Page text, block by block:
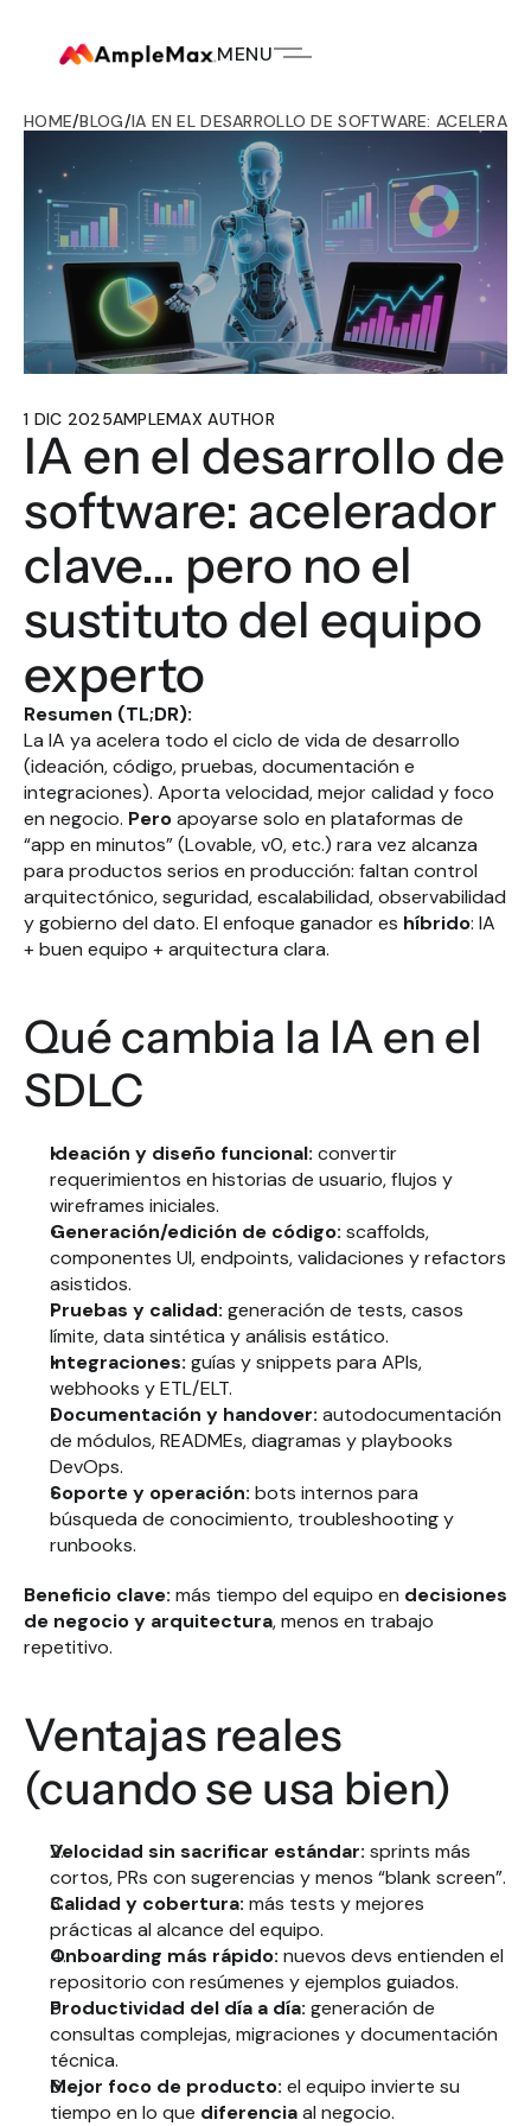
MENU
HOME/BLOG/IA EN EL DESARROLLO DE SOFTWARE:
1 DIC 2025AMPLEMAX AUTHOR
IA en el desarrollo de
software: acelerador
clave… pero no el
sustituto del equipo
experto
Resumen (TL;DR):
La IA ya acelera todo el ciclo de vida de desarrollo
(ideación, código, pruebas, documentación e
integraciones). Aporta velocidad, mejor calidad y foco
en negocio. Pero apoyarse solo en plataformas de
“app en minutos” (Lovable, v0, etc.) rara vez alcanza
para productos serios en producción: faltan control
arquitectónico, seguridad, escalabilidad, observabilidad
y gobierno del dato. El enfoque ganador es híbrido: IA
+ buen equipo + arquitectura clara.
Qué cambia la IA en el
SDLC
Ideación y diseño funcional: convertir
requerimientos en historias de usuario, flujos y
wireframes iniciales.
Generación/edición de código: scaffolds,
componentes UI, endpoints, validaciones y refactors
asistidos.
Pruebas y calidad: generación de tests, casos
límite, data sintética y análisis estático.
Integraciones: guías y snippets para APIs,
webhooks y ETL/ELT.
Documentación y handover: autodocumentación
de módulos, READMEs, diagramas y playbooks
DevOps.
Soporte y operación: bots internos para
búsqueda de conocimiento, troubleshooting y
runbooks.
Beneficio clave: más tiempo del equipo en decisiones
de negocio y arquitectura, menos en trabajo
repetitivo.
Ventajas reales
(cuando se usa bien)
Velocidad sin sacrificar estándar: sprints más
cortos, PRs con sugerencias y menos “blank screen”.
Calidad y cobertura: más tests y mejores
prácticas al alcance del equipo.
Onboarding más rápido: nuevos devs entienden el
repositorio con resúmenes y ejemplos guiados.
Productividad del día a día: generación de
consultas complejas, migraciones y documentación
técnica.
Mejor foco de producto: el equipo invierte su
tiempo en lo que diferencia al negocio.